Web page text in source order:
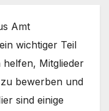
Amt
wichtiger Teil
Mitglieder
bewerben und
sind einige